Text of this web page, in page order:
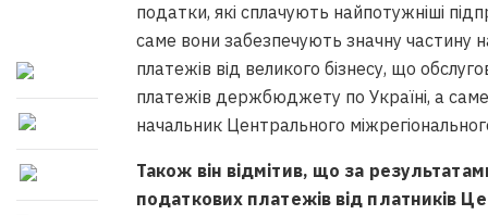
податки, які сплачують найпотужніші
саме вони забезпечують значну частину
платежів від великого бізнесу, що
платежів держбюджету по Україні, а
начальник Центрального
Також він відмітив, що за
податкових платежів від платників